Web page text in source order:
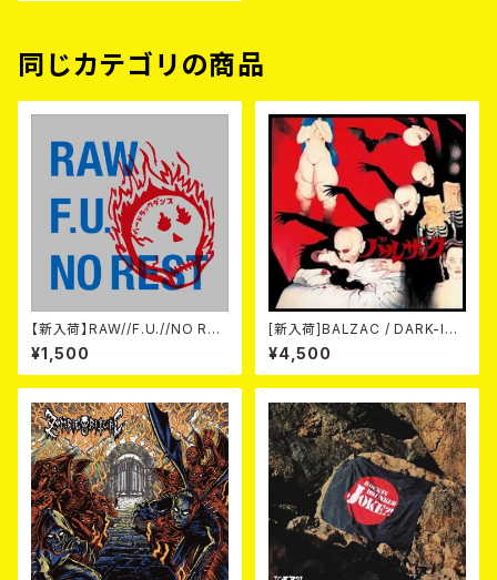
同じカテゴリの商品
【新入荷】RAW//F.U.//NO RES
T / 3way split EP ハード ラッ
ク ダンス (CD)
¥1,500
[新入荷]BALZAC / DARK-IS
M -20th Anniversary Comp
ilation- (2CD)
¥4,500